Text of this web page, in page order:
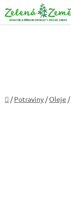
na
obsah
Domů
/ Potraviny /Oleje /